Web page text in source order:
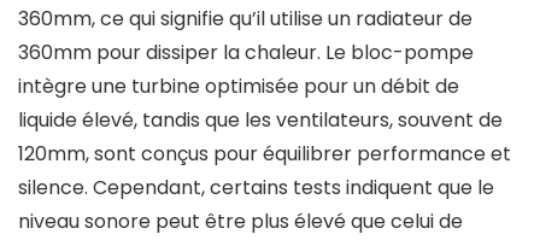
360mm, ce qui signifie qu’il utilise un radiateur de
360mm pour dissiper la chaleur. Le bloc-pompe
intègre une turbine optimisée pour un débit de
liquide élevé, tandis que les ventilateurs, souvent de
120mm, sont conçus pour équilibrer performance et
silence. Cependant, certains tests indiquent que le
niveau sonore peut être plus élevé que celui de